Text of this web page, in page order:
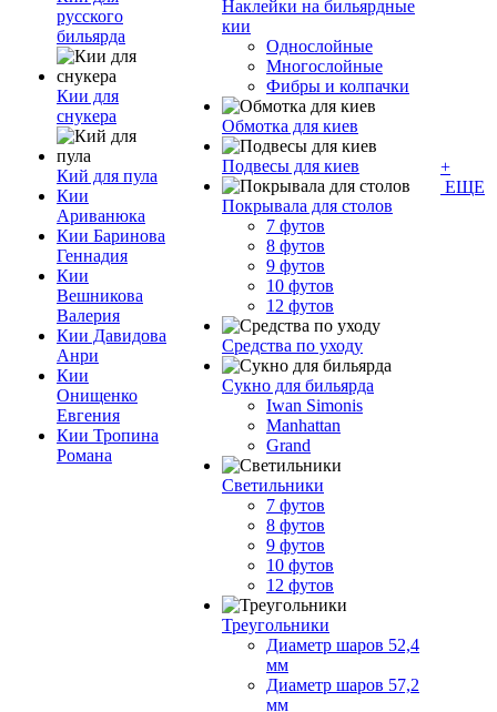
русского
бильярда
Кии для
снукера
Кий для пула
Кии
Ариванюка
Кии Баринова
Геннадия
Кии
Вешникова
Валерия
Кии Давидова
Анри
Кии
Онищенко
Евгения
Кии Тропина
Романа
Наклейки на бильярдные
кии
Однослойные
Многослойные
Фибры и колпачки
Обмотка для киев
Подвесы для киев
Покрывала для столов
7 футов
8 футов
9 футов
10 футов
12 футов
Средства по уходу
Сукно для бильярда
Iwan Simonis
Manhattan
Grand
Светильники
7 футов
8 футов
9 футов
10 футов
12 футов
Треугольники
Диаметр шаров 52,4
мм
Диаметр шаров 57,2
мм
+
ЕЩЕ